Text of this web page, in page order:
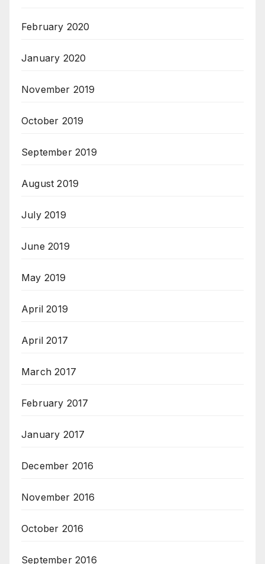
February 2020
January 2020
November 2019
October 2019
September 2019
August 2019
July 2019
June 2019
May 2019
April 2019
April 2017
March 2017
February 2017
January 2017
December 2016
November 2016
October 2016
September 2016